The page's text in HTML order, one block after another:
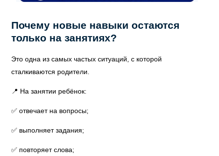
Почему новые навыки остаются
только на занятиях?
Это одна из самых частых ситуаций, с которой
сталкиваются родители.
📍 На занятии ребёнок:
✅ отвечает на вопросы;
✅ выполняет задания;
✅ повторяет слова;